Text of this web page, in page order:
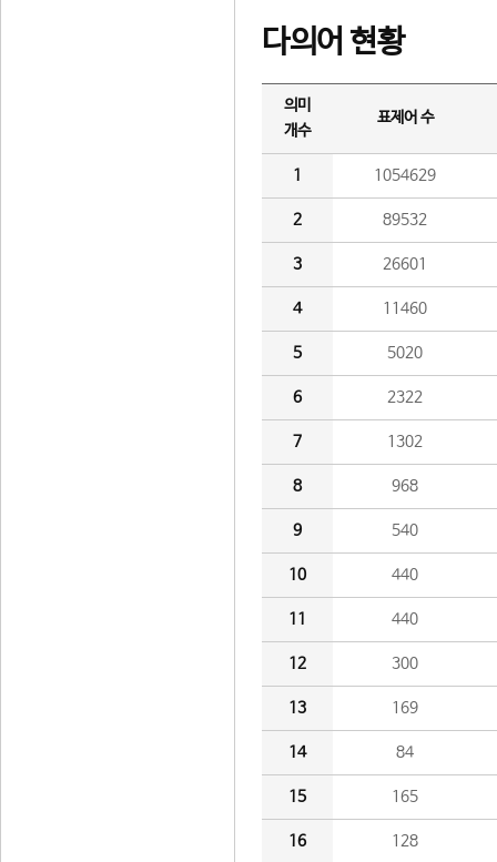
다의어 현황
의미
개수
표제어 수
1 1054629
2 89532
3 26601
4 11460
5 5020
6 2322
7 1302
8 968
9 540
10 440
11 440
12 300
13 169
14 84
15 165
16 128